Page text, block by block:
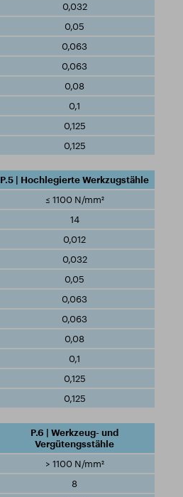
0,032
0,05
0,063
0,063
0,08
0,1
0,125
0,125
P.5 | Hochlegierte Werkzugstähle
≤ 1100 N/mm²
14
0,012
0,032
0,05
0,063
0,063
0,08
0,1
0,125
0,125
P.6 | Werkzeug- und
Vergütengsstähle
> 1100 N/mm²
8